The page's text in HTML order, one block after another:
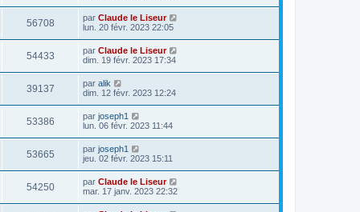
56708 par Claude le Liseur
lun. 20 févr. 2023 22:05
54433 par Claude le Liseur
dim. 19 févr. 2023 17:34
39137 par alik
dim. 12 févr. 2023 12:24
53386 par joseph1
lun. 06 févr. 2023 11:44
53665 par joseph1
jeu. 02 févr. 2023 15:11
54250 par Claude le Liseur
mar. 17 janv. 2023 22:32